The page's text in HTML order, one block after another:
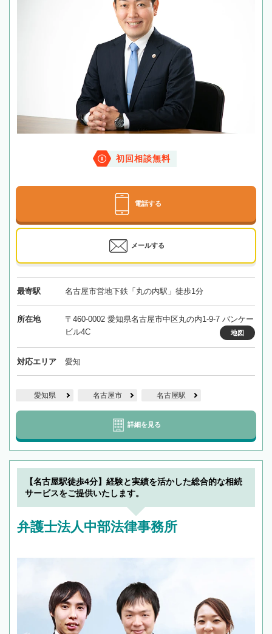
初回相談無料
電話する
メールする
最寄駅 名古屋市営地下鉄「丸の内駅」徒歩1分
所在地
〒460-0002 愛知県名古屋市中区丸の内1-9-7 バンケー
ビル4C
地図
対応エリア 愛知
愛知県 名古屋市 名古屋駅
詳細を見る
【名古屋駅徒歩4分】経験と実績を活かした総合的な相続
サービスをご提供いたします。
弁護士法人中部法律事務所